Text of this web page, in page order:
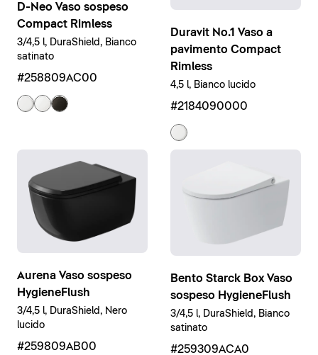
D-Neo Vaso sospeso
Compact Rimless
3/4,5 l, DuraShield, Bianco
satinato
#258809AC00
Duravit No.1 Vaso a
pavimento Compact
Rimless
4,5 l, Bianco lucido
#2184090000
Aurena Vaso sospeso
HygieneFlush
3/4,5 l, DuraShield, Nero
lucido
#259809AB00
Bento Starck Box Vaso
sospeso HygieneFlush
3/4,5 l, DuraShield, Bianco
satinato
#259309ACA0